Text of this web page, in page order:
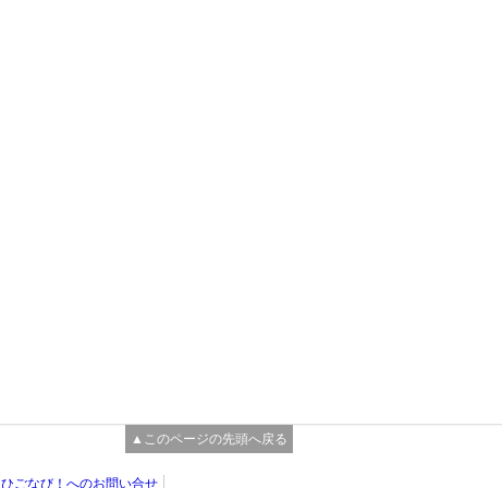
▲このページの先頭へ戻る
ひごなび！へのお問い合せ